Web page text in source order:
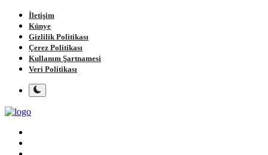
İletişim
Künye
Gizlilik Politikası
Çerez Politikası
Kullanım Şartnamesi
Veri Politikası